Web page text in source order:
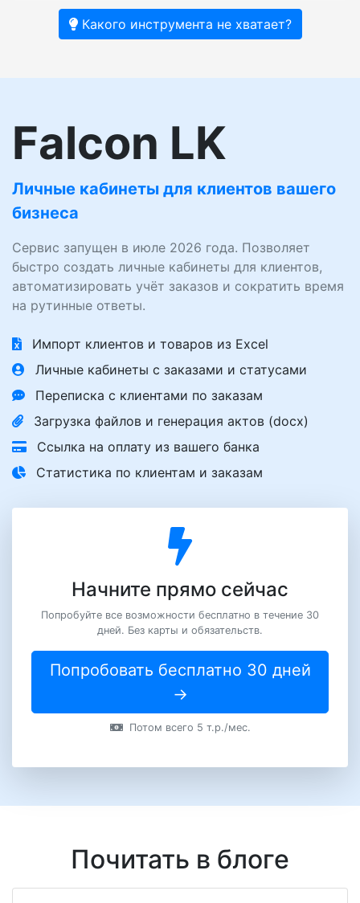
Какого инструмента не хватает?
Falcon LK
Личные кабинеты для клиентов вашего
бизнеса
Сервис запущен в июле 2026 года. Позволяет
быстро создать личные кабинеты для клиентов,
автоматизировать учёт заказов и сократить время
на рутинные ответы.
Импорт клиентов и товаров из Excel
Личные кабинеты с заказами и статусами
Переписка с клиентами по заказам
Загрузка файлов и генерация актов (docx)
Ссылка на оплату из вашего банка
Статистика по клиентам и заказам
Начните прямо сейчас
Попробуйте все возможности бесплатно в течение 30
дней. Без карты и обязательств.
Попробовать бесплатно 30 дней
→
Потом всего 5 т.р./мес.
Почитать в блоге